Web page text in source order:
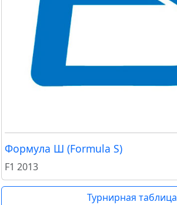
Формула Ш (Formula S)
F1 2013
Турнирная таблица